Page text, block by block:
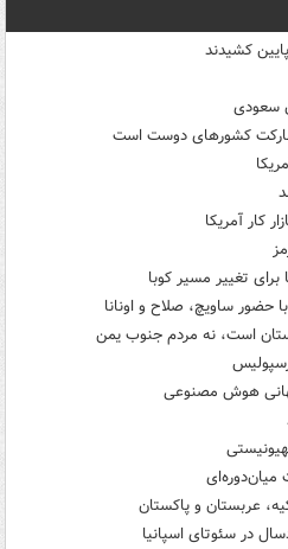
کشیدند
سعودی
کشورهای دوست است
کار آمریکا
تغییر مسیر کوبا
حضور ساویچ، صلاح و اونانا
است، نه مردم جنوب یمن
هوش مصنوعی
میان‌دوره‌ای
عربستان و پاکستان